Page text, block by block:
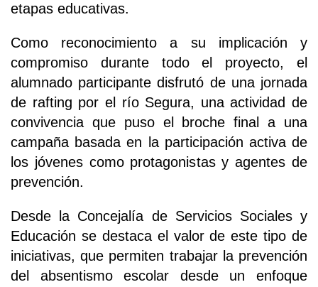
etapas educativas.
Como reconocimiento a su implicación y
compromiso durante todo el proyecto, el
alumnado participante disfrutó de una jornada
de rafting por el río Segura, una actividad de
convivencia que puso el broche final a una
campaña basada en la participación activa de
los jóvenes como protagonistas y agentes de
prevención.
Desde la Concejalía de Servicios Sociales y
Educación se destaca el valor de este tipo de
iniciativas, que permiten trabajar la prevención
del absentismo escolar desde un enfoque